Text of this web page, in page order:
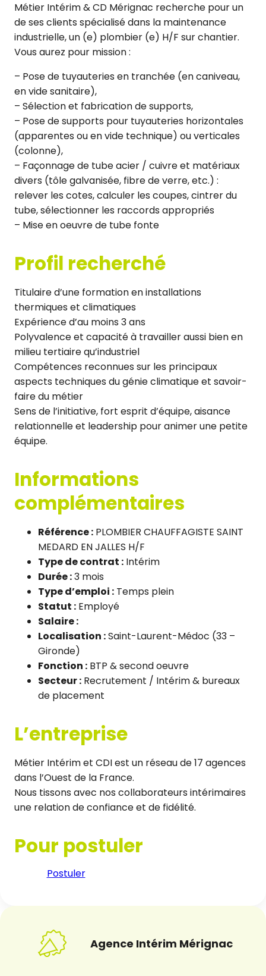
Métier Intérim & CD Mérignac recherche pour un
de ses clients spécialisé dans la maintenance
industrielle, un (e) plombier (e) H/F sur chantier.
Vous aurez pour mission :
– Pose de tuyauteries en tranchée (en caniveau,
en vide sanitaire),
– Sélection et fabrication de supports,
– Pose de supports pour tuyauteries horizontales
(apparentes ou en vide technique) ou verticales
(colonne),
– Façonnage de tube acier / cuivre et matériaux
divers (tôle galvanisée, fibre de verre, etc.) :
relever les cotes, calculer les coupes, cintrer du
tube, sélectionner les raccords appropriés
– Mise en oeuvre de tube fonte
Profil recherché
Titulaire d’une formation en installations
thermiques et climatiques
Expérience d’au moins 3 ans
Polyvalence et capacité à travailler aussi bien en
milieu tertiaire qu’industriel
Compétences reconnues sur les principaux
aspects techniques du génie climatique et savoir-
faire du métier
Sens de l’initiative, fort esprit d’équipe, aisance
relationnelle et leadership pour animer une petite
équipe.
Informations
complémentaires
Référence : PLOMBIER CHAUFFAGISTE SAINT
MEDARD EN JALLES H/F
Type de contrat : Intérim
Durée :3 mois
Type d’emploi : Temps plein
Statut : Employé
Salaire :
Localisation :Saint-Laurent-Médoc (33 –
Gironde)
Fonction : BTP & second oeuvre
Secteur : Recrutement / Intérim & bureaux
de placement
L’entreprise
Métier Intérim et CDI est un réseau de 17 agences
dans l’Ouest de la France.
Nous tissons avec nos collaborateurs intérimaires
une relation de confiance et de fidélité.
Pour postuler
Postuler
Agence Intérim Mérignac